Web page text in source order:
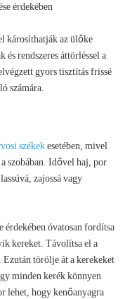
érdekében
károsíthatják az ülőke
rendszeres áttörléssel a
gyors tisztítás frissé
számára.
székekesetében, mivel
szobában. Idővel haj, por
zajossá vagy
érdekében óvatosan fordítsa
kereket. Távolítsa el a
Ezután törölje át a kerekeket
minden kerék könnyen
lehet, hogy kenőanyagra